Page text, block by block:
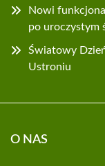
Nowi
po uroczystym
Światowy
Ustroniu
O NAS